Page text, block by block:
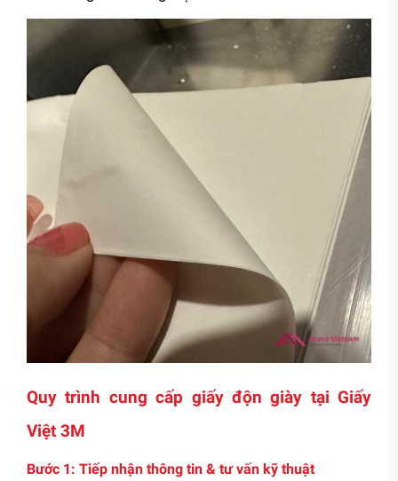
Quy trình cung cấp giấy độn giày tại Giấy
Việt 3M
Bước 1: Tiếp nhận thông tin & tư vấn kỹ thuật